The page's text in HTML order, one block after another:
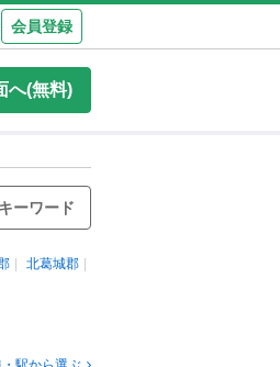
会員登録
へ(無料)
ーワード
北葛城郡